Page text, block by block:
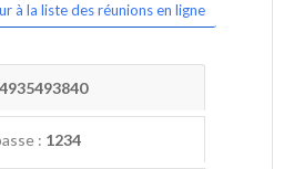
à la liste des réunions en ligne
: 1234